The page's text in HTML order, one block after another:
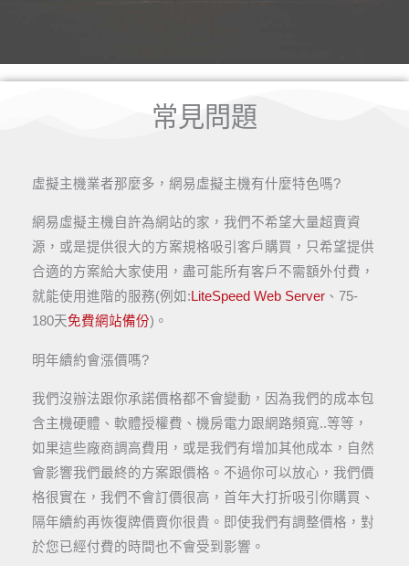
常見問題
虛擬主機業者那麼多，網易虛擬主機有什麼特色嗎?
網易虛擬主機自許為網站的家，我們不希望大量超賣資
源，或是提供很大的方案規格吸引客戶購買，只希望提供
合適的方案給大家使用，盡可能所有客戶不需額外付費，
就能使用進階的服務(例如: LiteSpeed Web Server、75-
180天免費網站備份)。​
明年續約會漲價嗎?
我們沒辦法跟你承諾價格都不會變動，因為我們的成本包
含主機硬體、軟體授權費、機房電力跟網路頻寬..等等，
如果這些廠商調高費用，或是我們有增加其他成本，自然
會影響我們最終的方案跟價格。不過你可以放心，我們價
格很實在，我們不會訂價很高，首年大打折吸引你購買、
隔年續約再恢復牌價賣你很貴。即使我們有調整價格，對
於您已經付費的時間也不會受到影響。